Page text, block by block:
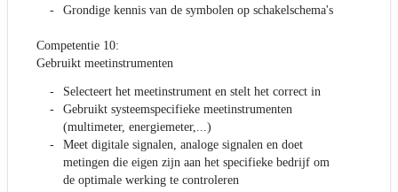
Grondige kennis van de symbolen op schakelschema's
Competentie 10:
Gebruikt meetinstrumenten
Selecteert het meetinstrument en stelt het correct in
Gebruikt systeemspecifieke meetinstrumenten
(multimeter, energiemeter,...)
Meet digitale signalen, analoge signalen en doet
metingen die eigen zijn aan het specifieke bedrijf om
de optimale werking te controleren